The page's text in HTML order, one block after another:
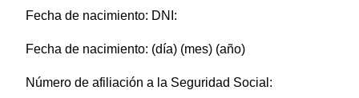
Fecha de nacimiento: DNI:
Fecha de nacimiento: (día) (mes) (año)
Número de afiliación a la Seguridad Social: